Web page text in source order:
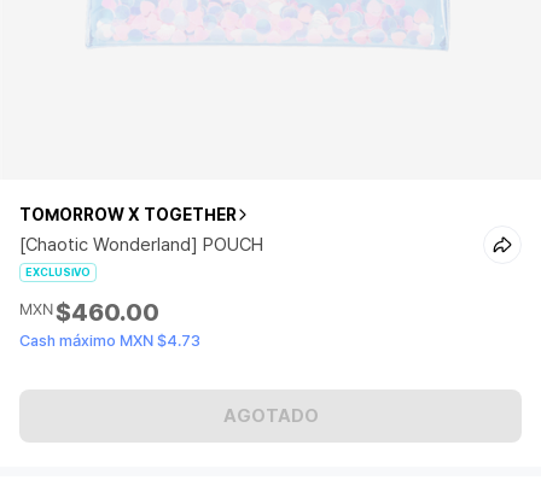
TOMORROW X TOGETHER
[Chaotic Wonderland] POUCH
EXCLUSIVO
MXN$460.00
Cash máximo MXN $4.73
AGOTADO